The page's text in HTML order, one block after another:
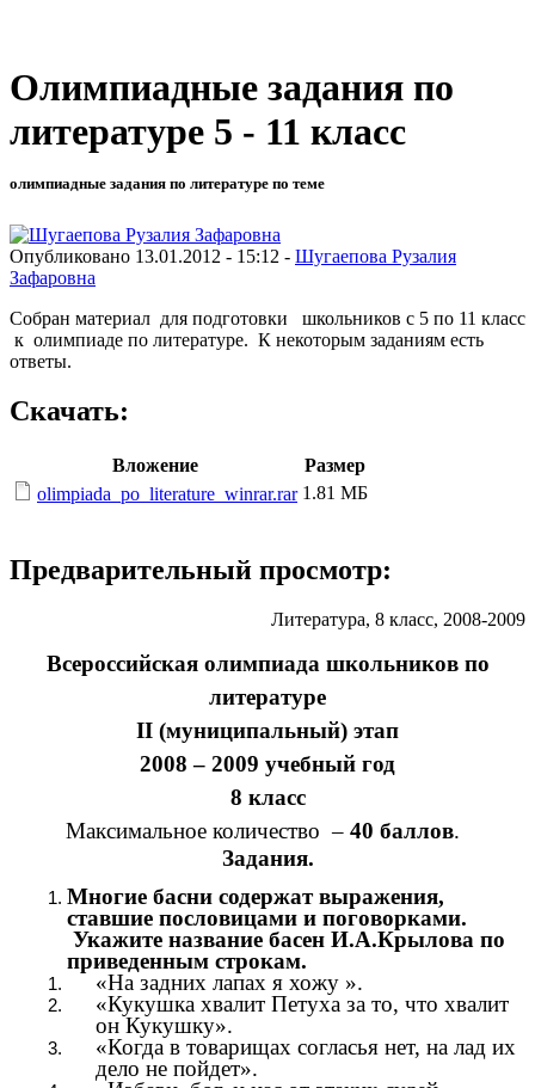
Олимпиадные задания по
литературе 5 - 11 класс
олимпиадные задания по литературе по теме
Опубликовано 13.01.2012 - 15:12 - Шугаепова Рузалия
Зафаровна
Собран материал для подготовки школьников с 5 по 11 класс
к олимпиаде по литературе. К некоторым заданиям есть
ответы.
Скачать:
Вложение
Размер
olimpiada_po_literature_winrar.rar 1.81 МБ
Предварительный просмотр:
Литература, 8 класс, 2008-2009
Всероссийская олимпиада школьников по
литературе
II (муниципальный) этап
2008 – 2009 учебный год
8 класс
Максимальное количество –40 баллов.
Задания.
Многие басни содержат выражения,
ставшие пословицами и поговорками.
Укажите название басен И.А.Крылова по
приведенным строкам.
«На задних лапах я хожу ».
«Кукушка хвалит Петуха за то, что хвалит
он Кукушку».
«Когда в товарищах согласья нет, на лад их
дело не пойдет».